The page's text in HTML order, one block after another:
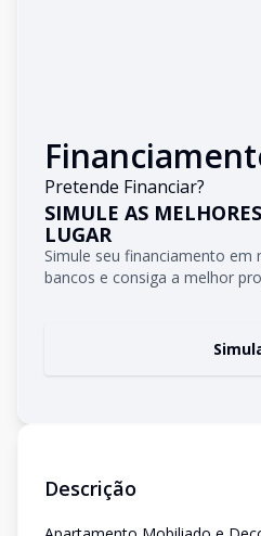
Pretende Financiar?
SIMULE AS
LUGAR
Simule seu financiamento
bancos e consiga a melhor
Descrição